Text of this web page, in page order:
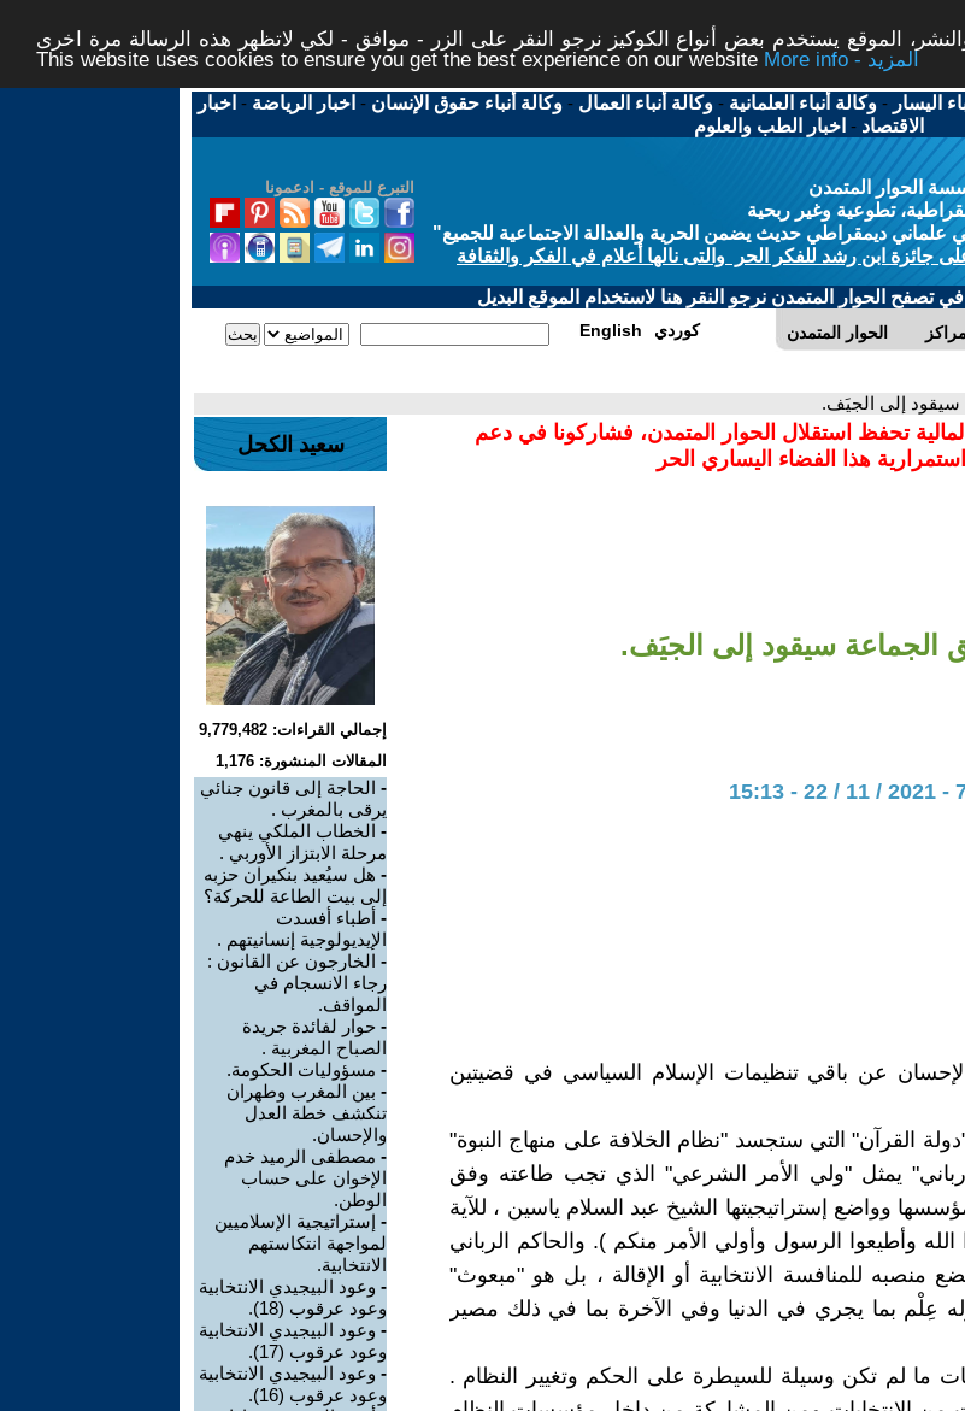
الموقع يستخدم بعض أنواع الكوكيز نرجو النقر على الزر - موافق - لكي لاتظهر هذه الرسالة مرة اخرى -
This website uses cookies to ensure you get the best experience on our website
More info - المزيد
اليسار -وكالة أنباء العلمانية -وكالة أنباء العمال -وكالة أنباء حقوق الإنسان - اخبار الرياضة - اخبار
الاقتصاد - اخبار الطب والعلوم
التبرع للموقع - ادعمونا
الحوار المتمدن
تطوعية وغير ربحية
ديمقراطي حديث يضمن الحرية والعدالة الاجتماعية للجميع"
جائزة ابن رشد للفكر الحر والتى نالها أعلام في الفكر والثقافة
تصفح الحوار المتمدن نرجو النقر هنا لاستخدام الموقع البديل
الحوار المتمدن مراكز English كوردي
سيقود إلى الجيَف.
تحفظ استقلال الحوار المتمدن، فشاركونا في دعم
استمرارية هذا الفضاء اليساري الحر
الجماعة سيقود إلى الجيَف.
عن باقي تنظيمات الإسلام السياسي في قضيتين
القرآن" التي ستجسد "نظام الخلافة على منهاج النبوة"
يمثل "ولي الأمر الشرعي" الذي تجب طاعته وفق
وواضع إستراتيجيتها الشيخ عبد السلام ياسين ، للآية
الله وأطيعوا الرسول وأولي الأمر منكم ). والحاكم الرباني
منصبه للمنافسة الانتخابية أو الإقالة ، بل هو "مبعوث"
عِلْم بما يجري في الدنيا وفي الآخرة بما في ذلك مصير
ما لم تكن وسيلة للسيطرة على الحكم وتغيير النظام .
سعيد الكحل
إجمالي القراءات: 9,779,482
المقالات المنشورة: 1,176
- الحاجة إلى قانون جنائي
يرقى بالمغرب .
- الخطاب الملكي ينهي
مرحلة الابتزاز الأوربي .
- هل سيُعيد بنكيران حزبه
إلى بيت الطاعة للحركة؟
- أطباء أفسدت
الإيديولوجية إنسانيتهم .
- الخارجون عن القانون :
رجاء الانسجام في
المواقف.
- حوار لفائدة جريدة
الصباح المغربية .
- مسؤوليات الحكومة.
- بين المغرب وطهران
تنكشف خطة العدل
والإحسان.
- مصطفى الرميد خدم
الإخوان على حساب
الوطن.
- إستراتيجية الإسلاميين
لمواجهة انتكاستهم
الانتخابية.
- وعود البيجيدي الانتخابية
وعود عرقوب (18).
- وعود البيجيدي الانتخابية
وعود عرقوب (17).
- وعود البيجيدي الانتخابية
وعود عرقوب (16).